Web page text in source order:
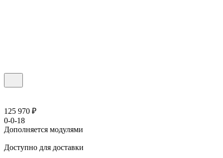
125 970 ₽
0-0-18
Дополняется модулями
Доступно для доставки